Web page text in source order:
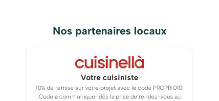
Nos partenaires locaux
Votre cuisiniste
10% de remise sur votre projet avec le code PROPRIO10.
Code à communiquer dès la prise de rendez-vous au